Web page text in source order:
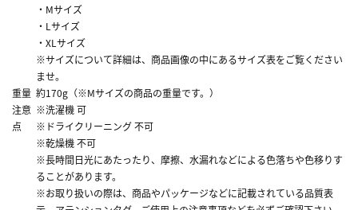
・Mサイズ
・Lサイズ
・XLサイズ
※サイズについて詳細は、商品画像の中にあるサイズ表をご覧ください
ませ。
重量 約170g（※Mサイズの商品の重量です。）
注意
点
※洗濯機 可
※ドライクリーニング 不可
※乾燥機 不可
※長時間日光にあたったり、摩擦、水漏れなどによる色落ちや色移りす
ることがあります。
※お取り扱いの際は、商品やパッケージなどに記載されている品質表